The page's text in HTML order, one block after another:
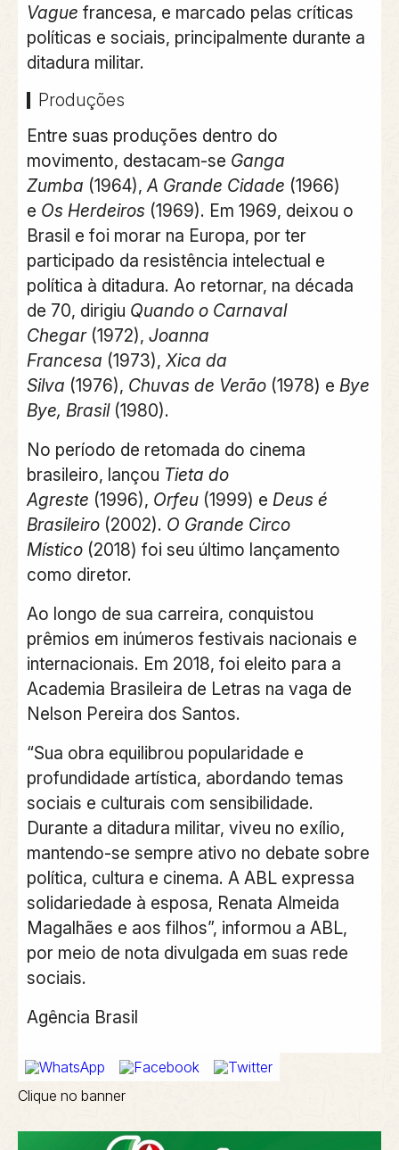
Vague francesa, e marcado pelas críticas
políticas e sociais, principalmente durante a
ditadura militar.
Produções
Entre suas produções dentro do
movimento, destacam-se Ganga
Zumba (1964),A Grande Cidade (1966)
e Os Herdeiros (1969). Em 1969, deixou o
Brasil e foi morar na Europa, por ter
participado da resistência intelectual e
política à ditadura. Ao retornar, na década
de 70, dirigiu Quando o Carnaval
Chegar(1972), Joanna
Francesa (1973), Xica da
Silva (1976), Chuvas de Verão(1978) e Bye
Bye, Brasil(1980).
No período de retomada do cinema
brasileiro, lançou Tieta do
Agreste (1996), Orfeu(1999) e Deus é
Brasileiro(2002). O Grande Circo
Místico(2018) foi seu último lançamento
como diretor.
Ao longo de sua carreira, conquistou
prêmios em inúmeros festivais nacionais e
internacionais. Em 2018, foi eleito para a
Academia Brasileira de Letras na vaga de
Nelson Pereira dos Santos.
“Sua obra equilibrou popularidade e
profundidade artística, abordando temas
sociais e culturais com sensibilidade.
Durante a ditadura militar, viveu no exílio,
mantendo-se sempre ativo no debate sobre
política, cultura e cinema. A ABL expressa
solidariedade à esposa, Renata Almeida
Magalhães e aos filhos”, informou a ABL,
por meio de nota divulgada em suas rede
sociais.
Agência Brasil
Clique no banner